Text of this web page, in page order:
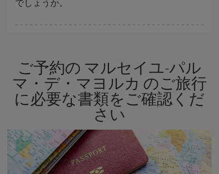
でしょうか。
より格安となります。 また、日付や時間帯をあまり固定せずに探
したほうが、よりお得な航空券を選択することができます。
ご予約の マルセイユ-パル
マ・デ・マヨルカ のご旅行
に必要な書類をご確認くだ
さい